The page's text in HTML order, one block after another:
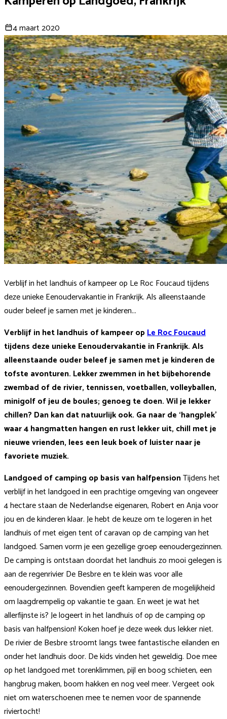
4 maart 2020
Verblijf in het landhuis of kampeer op Le Roc Foucaud tijdens
deze unieke Eenoudervakantie in Frankrijk. Als alleenstaande
ouder beleef je samen met je kinderen...
Verblijf in het landhuis of kampeer opLe Roc Foucaud
tijdens deze unieke Eenoudervakantie in Frankrijk. Als
alleenstaande ouder beleef je samen met je kinderen de
tofste avonturen. Lekker zwemmen in het bijbehorende
zwembad of de rivier, tennissen, voetballen, volleyballen,
minigolf of jeu de boules; genoeg te doen. Wil je lekker
chillen? Dan kan dat natuurlijk ook. Ga naar de ‘hangplek’
waar 4 hangmatten hangen en rust lekker uit, chill met je
nieuwe vrienden, lees een leuk boek of luister naar je
favoriete muziek.
Landgoed of camping op basis van halfpensionTijdens het
verblijf in het landgoed in een prachtige omgeving van ongeveer
4 hectare staan de Nederlandse eigenaren, Robert en Anja voor
jou en de kinderen klaar. Je hebt de keuze om te logeren in het
landhuis of met eigen tent of caravan op de camping van het
landgoed. Samen vorm je een gezellige groep eenoudergezinnen.
De camping is ontstaan doordat het landhuis zo mooi gelegen is
aan de regenrivier De Besbre en te klein was voor alle
eenoudergezinnen. Bovendien geeft kamperen de mogelijkheid
om laagdrempelig op vakantie te gaan. En weet je wat het
allerfijnste is? Je logeert in het landhuis of op de camping op
basis van halfpension! Koken hoef je deze week dus lekker niet.
De rivier de Besbre stroomt langs twee fantastische eilanden en
onder het landhuis door. De kids vinden het geweldig. Doe mee
op het landgoed met torenklimmen, pijl en boog schieten, een
hangbrug maken, boom hakken en nog veel meer. Vergeet ook
niet om waterschoenen mee te nemen voor de spannende
riviertocht!